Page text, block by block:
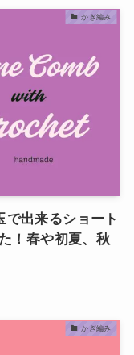
かぎ編み
で出来るショート
！春や初夏、秋
かぎ編み